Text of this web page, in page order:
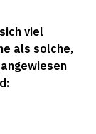
viel
als solche,